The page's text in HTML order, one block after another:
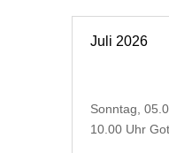
Juli 2026
Sonntag,
10.00 Uhr